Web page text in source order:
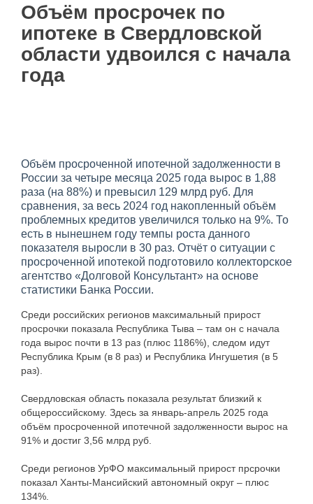
Объём просрочек по
ипотеке в Свердловской
области удвоился с начала
года
Объём просроченной ипотечной задолженности в
России за четыре месяца 2025 года вырос в 1,88
раза (на 88%) и превысил 129 млрд руб. Для
сравнения, за весь 2024 год накопленный объём
проблемных кредитов увеличился только на 9%. То
есть в нынешнем году темпы роста данного
показателя выросли в 30 раз. Отчёт о ситуации с
просроченной ипотекой подготовило коллекторское
агентство «Долговой Консультант» на основе
статистики Банка России.
Среди российских регионов максимальный прирост
просрочки показала Республика Тыва – там он с начала
года вырос почти в 13 раз (плюс 1186%), следом идут
Республика Крым (в 8 раз) и Республика Ингушетия (в 5
раз).
Свердловская область показала результат близкий к
общероссийскому. Здесь за январь-апрель 2025 года
объём просроченной ипотечной задолженности вырос на
91% и достиг 3,56 млрд руб.
Среди регионов УрФО максимальный прирост прсрочки
показал Ханты-Мансийский автономный округ – плюс
134%.